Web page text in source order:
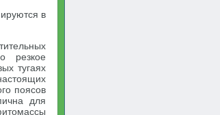
в
резкое
тугаях
поясов
для